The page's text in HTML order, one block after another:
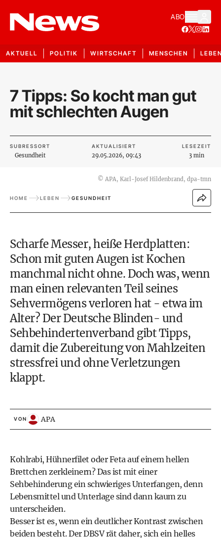
ABO
AKTUELL POLITIK WIRTSCHAFT MENSCHEN
7 Tipps: So kocht man gut
mit schlechten Augen
SUBRESSORT
Gesundheit
AKTUALISIERT
29.05.2026, 09:43
LESEZEIT
3 min
© APA, Karl-Josef Hildenbrand, dpa-tmn
HOME LEBEN GESUNDHEIT
Scharfe Messer, heiße Herdplatten:
Schon mit guten Augen ist Kochen
manchmal nicht ohne. Doch was, wenn
man einen relevanten Teil seines
Sehvermögens verloren hat - etwa im
Alter? Der Deutsche Blinden- und
Sehbehindertenverband gibt Tipps,
damit die Zubereitung von Mahlzeiten
stressfrei und ohne Verletzungen
klappt.
VON APA
Kohlrabi, Hühnerfilet oder Feta auf einem hellen
Brettchen zerkleinern? Das ist mit einer
Sehbehinderung ein schwieriges Unterfangen, denn
Lebensmittel und Unterlage sind dann kaum zu
unterscheiden.
Besser ist es, wenn ein deutlicher Kontrast zwischen
beiden besteht. Der DBSV rät daher, sich ein helles